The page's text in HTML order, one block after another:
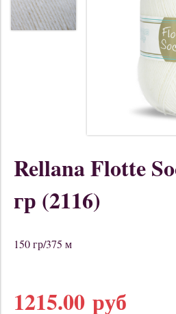
Rellana Flotte
гр (2116)
150 гр/375 м
1215.00 руб